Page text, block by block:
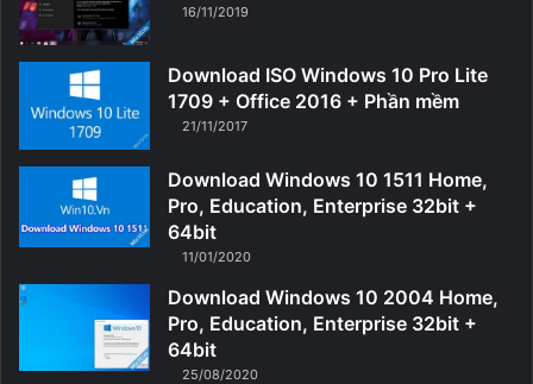
16/11/2019
Download ISO Windows 10 Pro Lite
1709 + Office 2016 + Phần mềm
21/11/2017
Download Windows 10 1511 Home,
Pro, Education, Enterprise 32bit +
64bit
11/01/2020
Download Windows 10 2004 Home,
Pro, Education, Enterprise 32bit +
64bit
25/08/2020